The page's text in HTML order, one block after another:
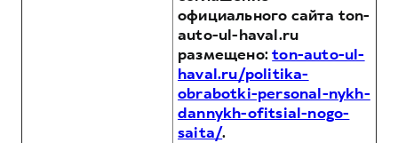
официального сайта ton-
auto-ul-haval.ru
размещено:ton-auto-ul-
haval.ru/politika-
obrabotki-personal-nykh-
dannykh-ofitsial-nogo-
saita/.